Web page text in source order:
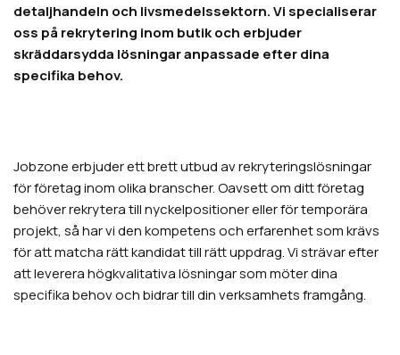
detaljhandeln och livsmedelssektorn. Vi specialiserar
oss på rekrytering inom butik och erbjuder
skräddarsydda lösningar anpassade efter dina
specifika behov.
Jobzone erbjuder ett brett utbud av rekryteringslösningar
för företag inom olika branscher. Oavsett om ditt företag
behöver rekrytera till nyckelpositioner eller för temporära
projekt, så har vi den kompetens och erfarenhet som krävs
för att matcha rätt kandidat till rätt uppdrag. Vi strävar efter
att leverera högkvalitativa lösningar som möter dina
specifika behov och bidrar till din verksamhets framgång.